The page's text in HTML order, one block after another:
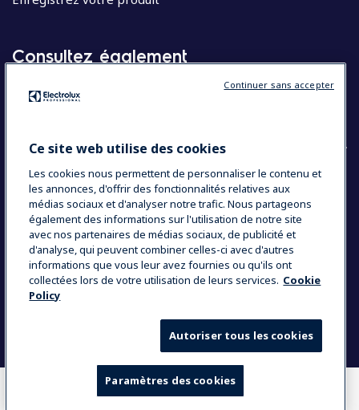
COMPARER OÙ ACHETER
Consultez également
Molteni
Appareils électroménagers
COUNTRY AND LANGUAGE
VOTRE SÉLECTION : BELGIQUE
Data Privacy Statement
Cookie Policy
Conditions générales de vente
Ce site web utilise des cookies
Les cookies nous permettent de personnaliser le contenu et
les annonces, d'offrir des fonctionnalités relatives aux
médias sociaux et d'analyser notre trafic. Nous partageons
également des informations sur l'utilisation de notre site
avec nos partenaires de médias sociaux, de publicité et
d'analyse, qui peuvent combiner celles-ci avec d'autres
informations que vous leur avez fournies ou qu'ils ont
collectées lors de votre utilisation de leurs services. Cookie
Policy
Autoriser tous les cookies
Paramètres des cookies
Continuer sans accepter